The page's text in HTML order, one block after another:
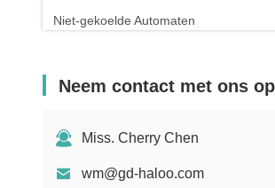
Niet-gekoelde Automaten
Vloeibare Detergent Automaat
Geslacht Toy Vending Machine
Nagelmachine
Neem contact met ons op
Miss. Cherry Chen
wm@gd-haloo.com